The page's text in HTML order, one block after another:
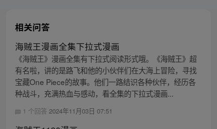
相关问答
海贼王漫画全集下拉式漫画
《海贼王》漫画全集有下拉式阅读形式哦。《海贼王》超
有名啦，讲的是路飞和他的小伙伴们在大海上冒险，寻找
宝藏One Piece的故事。他们一路结识各种伙伴，经历各
种战斗，充满热血与感动，看全集的下拉式漫画...
1 个回答 2024年11月03日 07:51